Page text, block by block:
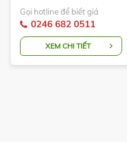
XXX-3F-DR
Gọi hotline để biết giá
0246 682 0511
XEM CHI TIẾT